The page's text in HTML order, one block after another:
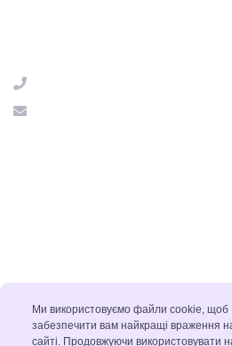
Ми використовуємо файли cookie, щоб
забезпечити вам найкращі враження
сайті. Продовжуючи використовувати